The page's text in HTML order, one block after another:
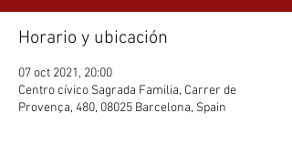
Horario y ubicación
07 oct 2021, 20:00
Centro cívico Sagrada Familia, Carrer de
Provença, 480, 08025 Barcelona, Spain